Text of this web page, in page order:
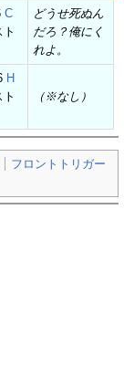
C
どうせ死ぬん
だろ？俺にく
れよ。
H
（※なし）
フロントトリガー